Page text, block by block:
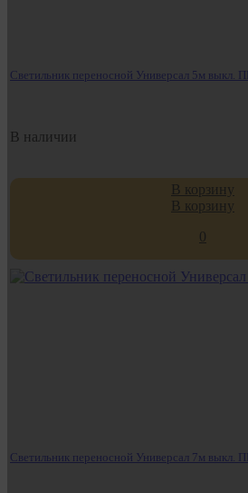
Светильник переносной Универсал 5м выкл.
В наличии
В корзину
В корзину
0
Светильник переносной Универсал 7м выкл.